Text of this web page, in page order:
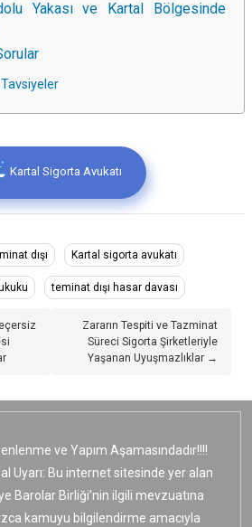
Yakası ve Kartal Bölgesinde
Kartal Sigorta Avukatı
dışı Kartal sigorta avukatı
teminat dışı hasar davası
Zararın Tespiti ve Tazminat
Süreci Sigorta Şirketleriyle
Yaşanan Uyuşmazlıklar →
ve Yapım Aşamasındadır!!!!
Uyarı: Bu internet sitesinde yer alan
Barolar Birliği’nin ilgili mevzuatına
kamuyu bilgilendirme amacıyla